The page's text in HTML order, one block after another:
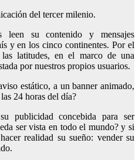
del tercer milenio.
leen su contenido y mensajes
y en los cinco continentes. Por el
latitudes, en el marco de una
por nuestros propios usuarios.
estático, a un banner animado,
24 horas del día?
publicidad concebida para ser
ser vista en todo el mundo? y si
realidad su sueño: vender su